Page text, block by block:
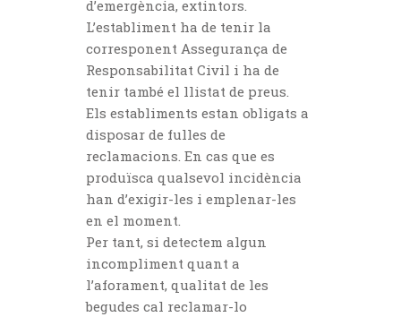
d’emergència, extintors.
L’establiment ha de tenir la
corresponent Assegurança de
Responsabilitat Civil i ha de
tenir també el llistat de preus.
Els establiments estan obligats a
disposar de fulles de
reclamacions. En cas que es
produïsca qualsevol incidència
han d’exigir-les i emplenar-les
en el moment.
Per tant, si detectem algun
incompliment quant a
l’aforament, qualitat de les
begudes cal reclamar-lo